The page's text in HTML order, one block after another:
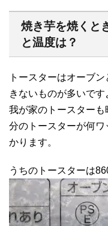
焼き芋を焼くと
と温度は？
トースターはオーブ
きないものが多いです
我が家のトースター
分のトースターが何
かります。
うちのトースターは